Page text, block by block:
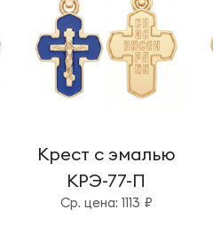
Крест с эмалью
КРЭ-77-П
Cр. цена: 1113 ₽